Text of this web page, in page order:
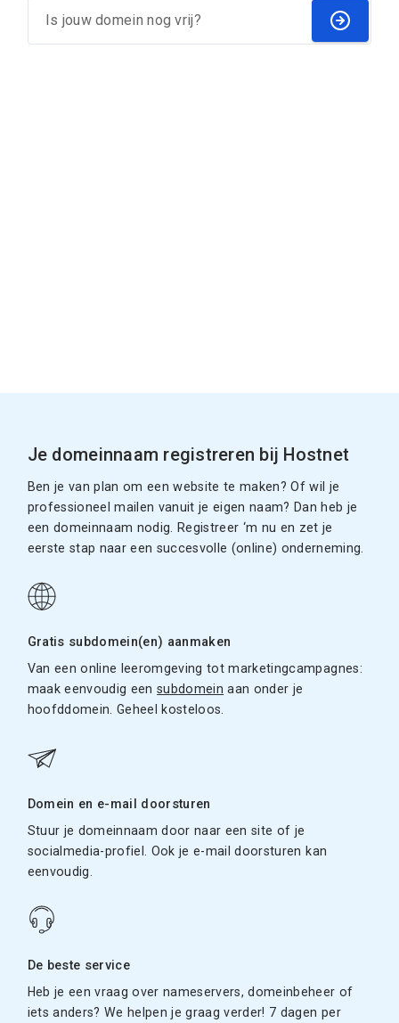
Je domeinnaam registreren bij Hostnet
Ben je van plan om een website te maken? Of wil je
professioneel mailen vanuit je eigen naam? Dan heb je
een domeinnaam nodig. Registreer ‘m nu en zet je
eerste stap naar een succesvolle (online) onderneming.
Gratis subdomein(en) aanmaken
Van een online leeromgeving tot marketingcampagnes:
maak eenvoudig eensubdomein aan onder je
hoofddomein. Geheel kosteloos.
Domein en e-mail doorsturen
Stuur je domeinnaam door naar een site of je
socialmedia-profiel. Ook je e-mail doorsturen kan
eenvoudig.
De beste service
Heb je een vraag over nameservers, domeinbeheer of
iets anders? We helpen je graag verder! 7 dagen per